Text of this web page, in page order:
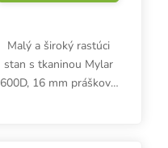
Malý a široký rastúci
stan s tkaninou Mylar
600D, 16 mm práškovo